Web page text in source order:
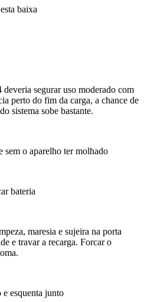
baixa
segurar uso moderado com
perto do fim da carga, a chance de
sistema sobe bastante.
sem o aparelho ter molhado
bateria
maresia e sujeira na porta
e travar a recarga. Forcar o
e esquenta junto